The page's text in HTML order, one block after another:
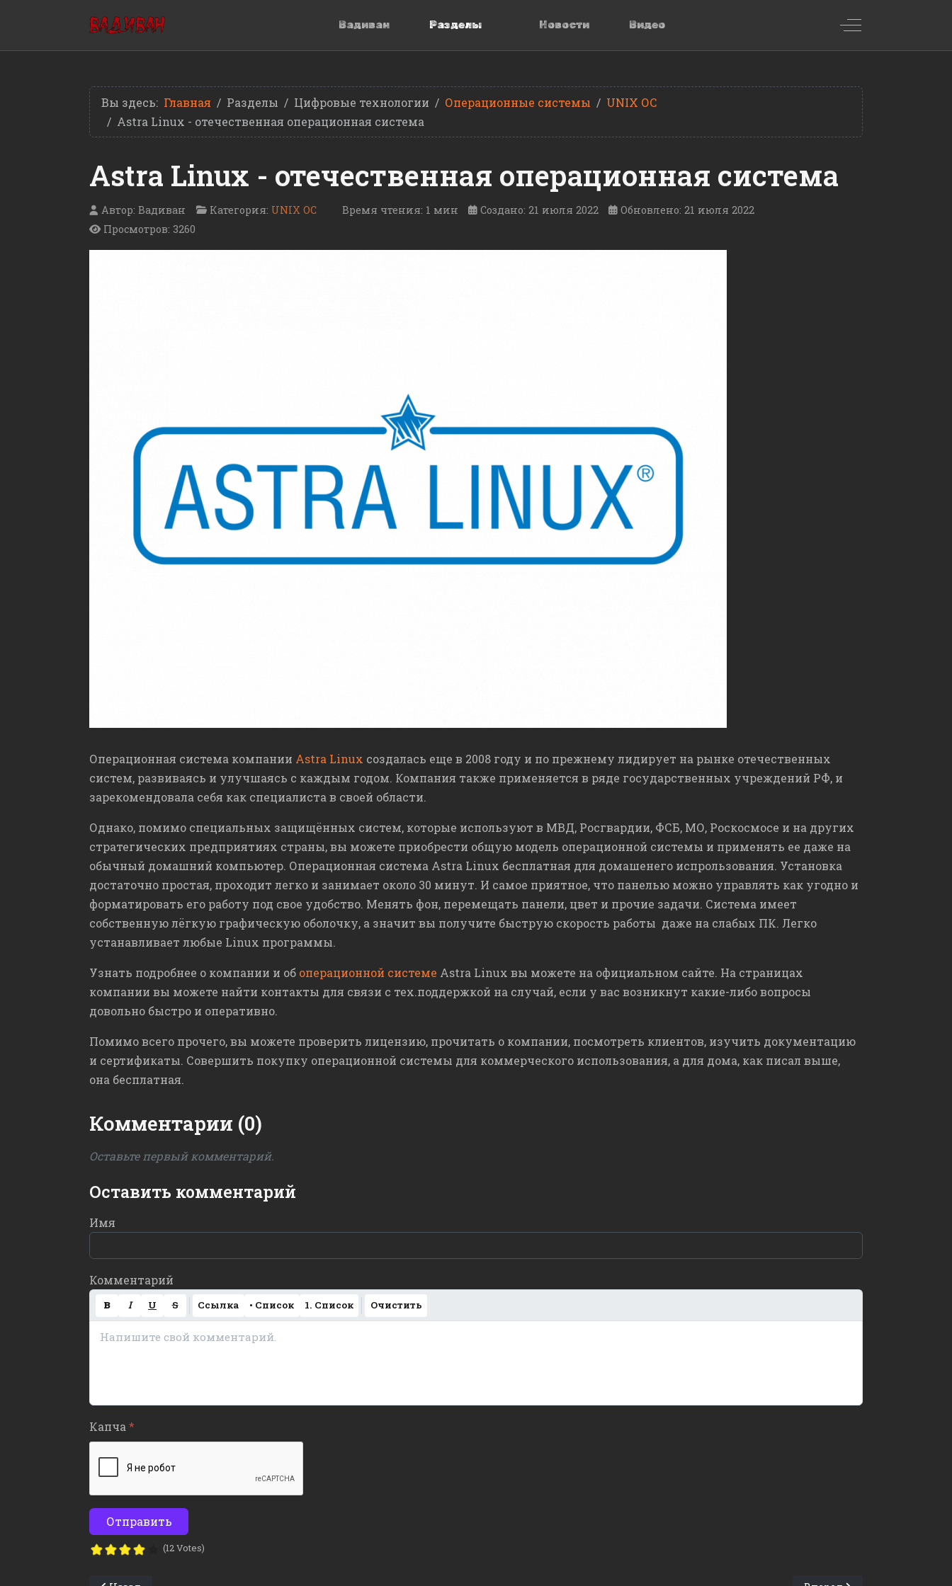
Вадиван Разделы Новости Видео Off-Canvas
Вы здесь: Главная Разделы Цифровые технологии Операционные системы
UNIX ОС
Astra Linux - отечественная операционная система
Astra Linux - отечественная операционная система
Автор: Вадиван Категория: UNIX ОС Время чтения: 1 мин Создано: 21 июля 2022
Обновлено: 21 июля 2022
Просмотров: 3260
Операционная система компании Astra Linux создалась еще в 2008 году и по прежнему лидирует на рынке отечественных
систем, развиваясь и улучшаясь с каждым годом. Компания также применяется в ряде государственных учреждений РФ, и
зарекомендовала себя как специалиста в своей области.
Однако, помимо специальных защищённых систем, которые используют в МВД, Росгвардии, ФСБ, МО, Роскосмосе и на других
стратегических предприятиях страны,вы можете приобрести общую модель операционной системы и применять ее даже на
обычный домашний компьютер. Операционная система Astra Linux бесплатная для домашенего испрользования. Установка
достаточно простая, проходит легко и занимает около 30 минут. И самое приятное, что панелью можно управлять как угодно и
форматировать его работу под свое удобство. Менять фон, перемещать панели, цвет и прочие задачи. Система имеет
собственную лёгкую графическую оболочку, а значит вы получите быструю скорость работы даже на слабых ПК. Легко
устанавливает любые Linux программы.
Узнать подробнее о компании и об операционной системе Astra Linux вы можете на официальном сайте. На страницах
компании вы можете найти контакты для связи с тех.поддержкой на случай, если у вас возникнут какие-либо вопросы
довольно быстро и оперативно.
Помимо всего прочего, вы можете проверить лицензию, прочитать о компании, посмотреть клиентов, изучить документацию
и сертификаты. Совершить покупку операционной системы для коммерческого использования, а для дома, как писал выше,
она бесплатная.
Комментарии (0)
Оставьте первый комментарий.
Оставить комментарий
Имя
Комментарий
B I U S Ссылка • Список 1. Список Очистить
Капча*
Отправить
(12 Votes)